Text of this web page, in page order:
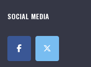
SOCIAL MEDIA